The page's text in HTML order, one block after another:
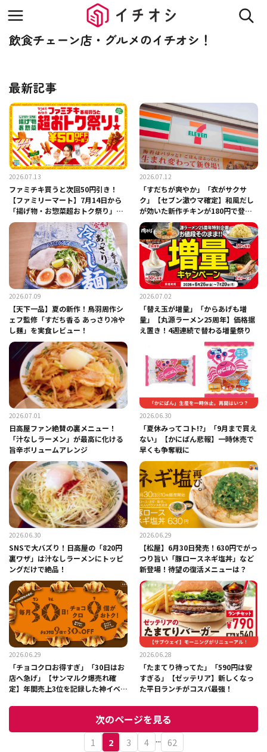
飲食チェーン店・グルメのイチオシ！
最新記事
2026.07.13
ファミチキ買うと次回50円引き！
【ファミリーマート】7月14日から
「揚げ物・お惣菜超おトク祭り」開
催！
2026.07.12
「すだちが爽やか」「衣がサクサ
ク」【セブン激ウマ確定】和風だし
が効いた新作チキンが180円で登
場！
2026.07.09
【天下一品】夏の新作！鳥羽周作シ
ェフ監修「すだち香る あっさり冷や
し麺」を実食レビュー！
2026.07.02
「替え玉が増量」「からあげも増
量」【丸源ラーメン25周年】価格据
え置き！4週連続で替わる増量祭り
2026.07.01
日高屋ファン絶賛の裏メニュー！
「汁なしラーメン」が最高に化ける
旨辛ボリュームアレンジ
2026.06.30
「夏休みってコト!?」「9月まで買え
ない」【かにぱん悲報】一時休売で
早くも争奪戦に
2026.06.30
SNSで大バズり！日高屋の「820円
裏ワザ」は汁なしラーメンにトッピ
ングだけで絶品！
2026.06.29
【松屋】6月30日発売！630円でがっ
つり旨い「豚ロースネギ塩丼」など
新登場！待望の復活メニューは？
2026.06.29
「チョコクロお得すぎ」「30日はお
店へ急げ」【サンマルク爆売れ確
定】年間売上3位を記録した神イベン
2026.06.28
「たまてり待ってた」「590円は安
すぎる」【ゼッテリア】新しくなっ
た平日ランチがコスパ最強！
次のページを見る
1 2 3 4 ... 62